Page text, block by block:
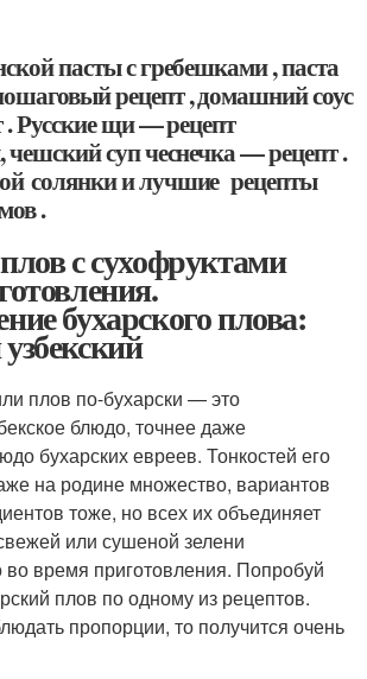
пасты с гребешками , паста
рецепт , домашний соус
. Русские щи — рецепт
чешский суп чеснечка — рецепт .
солянки и лучшие рецепты
.
с сухофруктами
бухарского плова:
плов по-бухарски — это
блюдо, точнее даже
бухарских евреев. Тонкостей его
на родине множество, вариантов
тоже, но всех их объединяет
или сушеной зелени
во время приготовления. Попробуй
плов по одному из рецептов.
пропорции, то получится очень